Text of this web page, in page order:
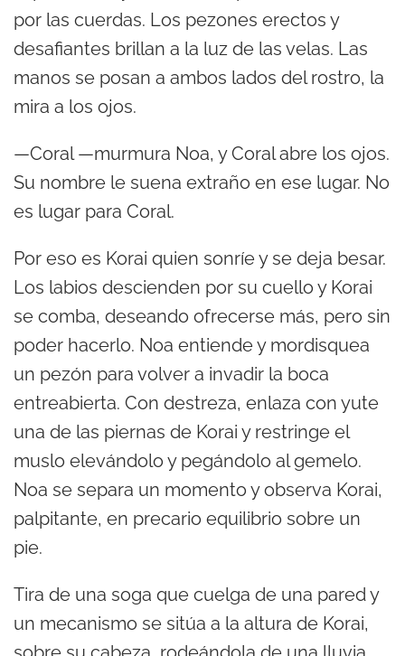
por las cuerdas. Los pezones erectos y
desafiantes brillan a la luz de las velas. Las
manos se posan a ambos lados del rostro, la
mira a los ojos.
—Coral —murmura Noa, y Coral abre los ojos.
Su nombre le suena extraño en ese lugar. No
es lugar para Coral.
Por eso es Korai quien sonríe y se deja besar.
Los labios descienden por su cuello y Korai
se comba, deseando ofrecerse más, pero sin
poder hacerlo. Noa entiende y mordisquea
un pezón para volver a invadir la boca
entreabierta. Con destreza, enlaza con yute
una de las piernas de Korai y restringe el
muslo elevándolo y pegándolo al gemelo.
Noa se separa un momento y observa Korai,
palpitante, en precario equilibrio sobre un
pie.
Tira de una soga que cuelga de una pared y
un mecanismo se sitúa a la altura de Korai,